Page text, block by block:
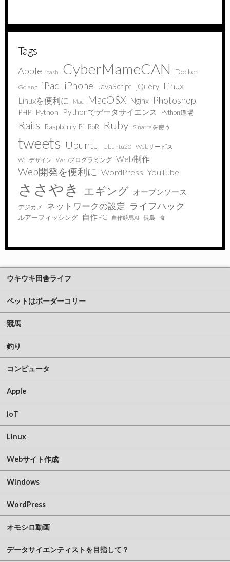
Tags
Apple bash CyberMameCAN Docker
Golang iPad iPhone JavaScript jQuery Linux
Linuxを便利に Mac MacOSX Nginx Photoshop
PHP Python Pythonでデータサイエンス Python道場
Rails Raspberry Pi RoR Ruby Sinatraを使う
tweets Ubuntu Ubuntu20 Webサービス
Webデザイン Webプログラミング Web制作
Web開発を便利に WordPress YouTube
ささやき エギング オープンソース
デジカメ ネットワークの設定 ライフハック
ルアーフィッシング 自作PC 自作競馬AI 長島 食
ウキウキ田舎ライフ
ペットはボーダーコリー
競馬
釣り
コンピュータ
Apple
IoT
Linux
Webサイト作成
Windows
WordPress
オモシロ動画
データサイエンティストを目指して？